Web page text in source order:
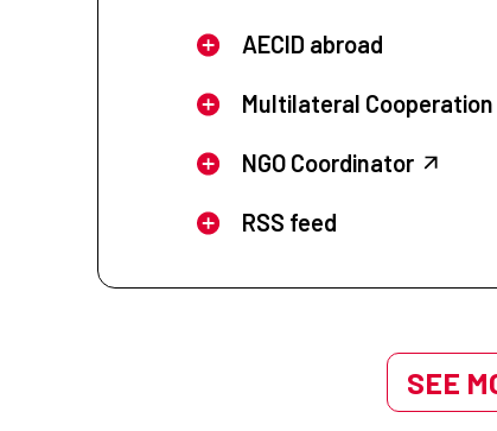
AECID abroad
Multilateral Cooperation
NGO Coordinator
RSS feed
SEE